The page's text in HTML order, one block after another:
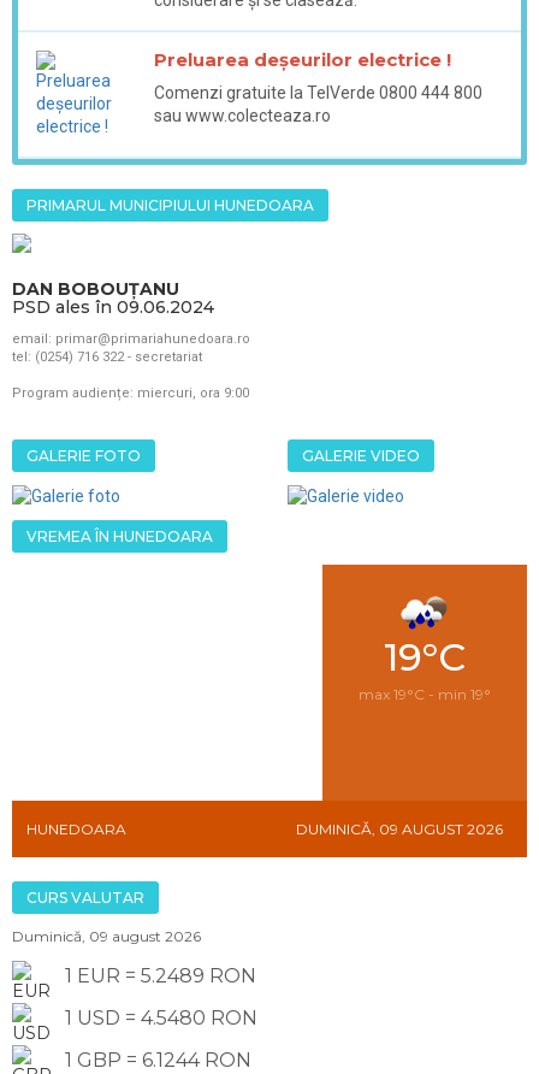
Preluarea deșeurilor electrice !
Comenzi gratuite la TelVerde 0800 444 800
sau www.colecteaza.ro
PRIMARUL MUNICIPIULUI HUNEDOARA
DAN BOBOUȚANU
PSD ales în 09.06.2024
email: primar@primariahunedoara.ro
tel: (0254) 716 322 - secretariat
Program audiențe: miercuri, ora 9:00
GALERIE FOTO GALERIE VIDEO
VREMEA ÎN HUNEDOARA
19°C
max 19°C - min 19°
HUNEDOARA DUMINICĂ, 09 AUGUST 2026
CURS VALUTAR
Duminică, 09 august 2026
1 EUR = 5.2489 RON
1 USD = 4.5480 RON
1 GBP = 6.1244 RON